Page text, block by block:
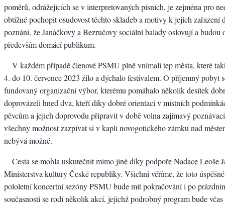
poměrů, odrážejících se v interpretovaných písních, je zejména pro
obtížné pochopit osudovost těchto skladeb a motivy k jejich zařazení
poznání, že Janáčkovy a Bezručovy sociální balady oslovují a budou
především domácí publikum.
V každém případě členové PSMU plně vnímali tep města, které
4. do 10. července 2023 žilo a dýchalo festivalem. O příjemný pobyt
fundovaný organizační výbor, kterému pomáhalo několik desítek
doprovázeli hned dva, kteří díky dobré orientaci v místních
pěvcům a jejich doprovodu připravit v době volna zajímavý
všechny možnost zazpívat si v kapli novogotického zámku nad
nebývá možné.
Cesta se mohla uskutečnit mimo jiné díky podpoře Nadace Leoše
Ministerstva kultury České republiky. Všichni věříme, že toto
pololetní koncertní sezóny PSMU bude mít pokračování i po
současnosti se rodí několik akcí, jejichž podrobný program bude